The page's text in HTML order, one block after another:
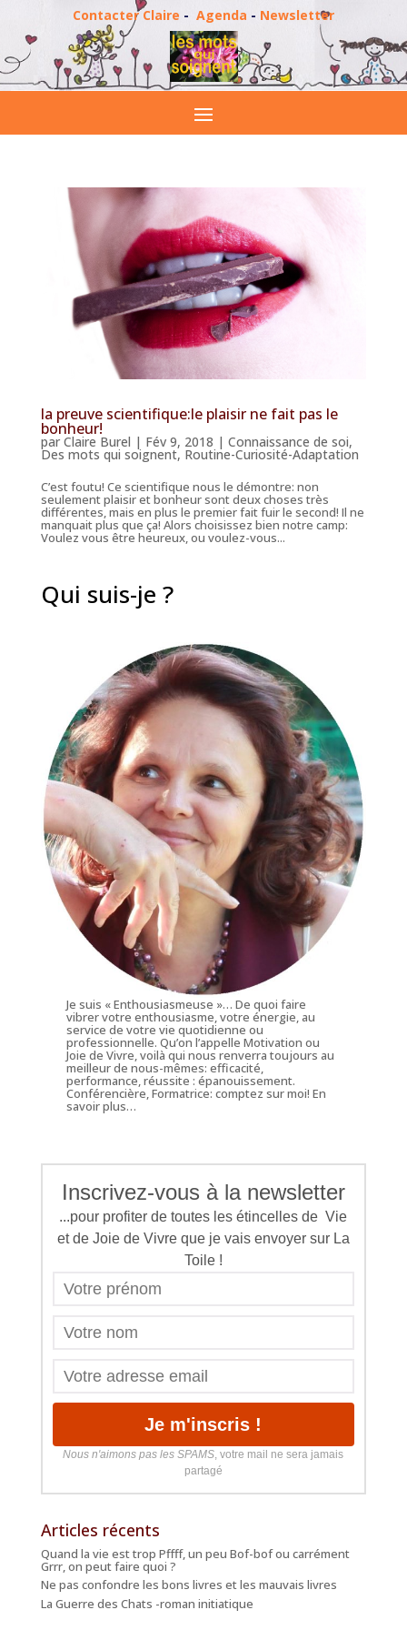
Contacter Claire - Agenda - Newsletter
la preuve scientifique:le plaisir ne fait pas le
bonheur!
par Claire Burel | Fév 9, 2018 | Connaissance de soi,
Des mots qui soignent, Routine-Curiosité-Adaptation
C’est foutu! Ce scientifique nous le démontre: non
seulement plaisir et bonheur sont deux choses très
différentes, mais en plus le premier fait fuir le second! Il ne
manquait plus que ça! Alors choisissez bien notre camp:
Voulez vous être heureux, ou voulez-vous...
Qui suis-je ?
Je suis « Enthousiasmeuse »… De quoi faire
vibrer votre enthousiasme, votre énergie, au
service de votre vie quotidienne ou
professionnelle. Qu’on l’appelle Motivation ou
Joie de Vivre, voilà qui nous renverra toujours au
meilleur de nous-mêmes: efficacité,
performance, réussite : épanouissement.
Conférencière, Formatrice: comptez sur moi!En
savoir plus…
Inscrivez-vous à la newsletter
...pour profiter de toutes les étincelles de Vie
et de Joie de Vivre que je vais envoyer sur La
Toile !
Nous n'aimons pas les SPAMS , votre mail ne sera jamais
partagé
Articles récents
Quand la vie est trop Pffff, un peu Bof-bof ou carrément
Grrr, on peut faire quoi ?
Ne pas confondre les bons livres et les mauvais livres
La Guerre des Chats -roman initiatique